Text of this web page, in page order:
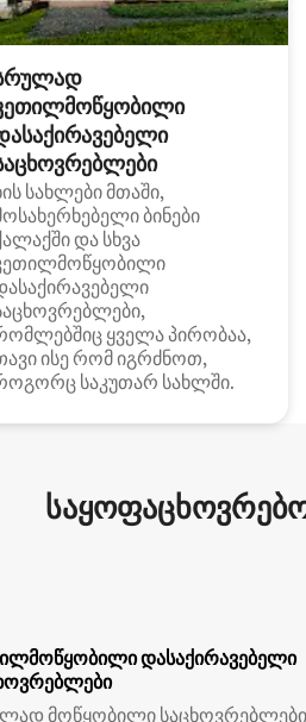
სახლები მთაში,
ბინები
და სხვა
ყველა პირობაა,
ისე რომ იგრძნოთ,
საკუთარ სახლში.
დასაქირავებელი
მოწყობილი საცხოვრებლები